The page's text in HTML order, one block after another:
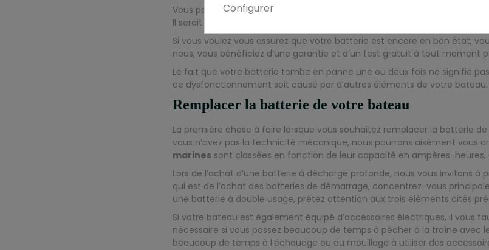
Vous pourriez effectivement utiliser une batterie à décharge lente pour
Il serait préférable d’utiliser un système à deux ou trois batteries pour
Si vous voulez vous assurez que votre batterie est encore en bon état,
nous, vous bénéficiez d’une garantie et d’un test gratuit à tout moment
Le fait que votre batterie tombe en panne une ou deux fois ne signifie
ce dysfonctionnement soit causé par d’autres éléments de votre bateau.
Remplacer la batterie de votre bateau
La première chose à faire lorsque vous souhaitez remplacer la batterie
vous n’avez pas la technicité mécanique, nous pourrons aisément vous
marines sont classées en fonction de leur capacité en ampères-
Lors de l’achat d’une batterie à décharge profonde, nous vous invitons
qui est de l’achat des batteries de démarrage, concentrez-vous
une batterie à double usage, prêtez attention aux trois éléments cités
Si votre bateau est également équipé d’accessoires électriques, il vous
nécessaire si vous passez beaucoup de temps à pêcher à la traîne avec
beaucoup de temps à l’échouage ou au mouillage à utiliser des
Configurer